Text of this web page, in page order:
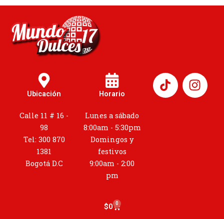
Ubicación
Calle 11 # 16 -
98
Tel: 300 870
1381
Bogotá D.C
Horario
Lunes a sábado
8:00am - 5:30pm
Domingos y
festivos
9:00am - 2:00
pm
I
n
s
$0 0
Cart